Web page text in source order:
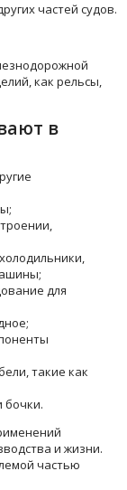
частей судов.
как рельсы,
в
для
такие как
бочки.
и жизни.
частью